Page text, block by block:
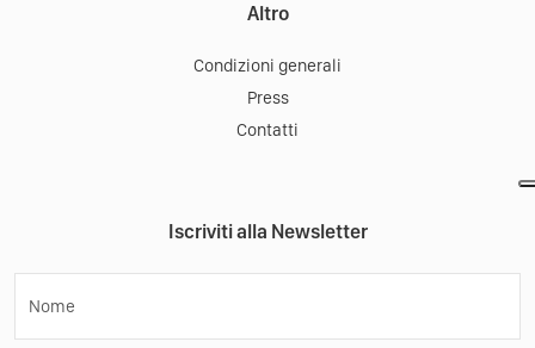
Altro
Condizioni generali
Press
Contatti
Iscriviti alla Newsletter
Nome